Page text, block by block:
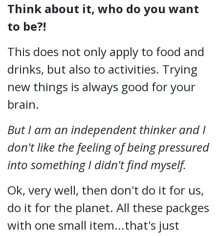
Think about it, who do you want
to be?!
This does not only apply to food and
drinks, but also to activities. Trying
new things is always good for your
brain.
But I am an independent thinker and I
don't like the feeling of being pressured
into something I didn't find myself.
Ok, very well, then don't do it for us,
do it for the planet. All these packges
with one small item...that's just